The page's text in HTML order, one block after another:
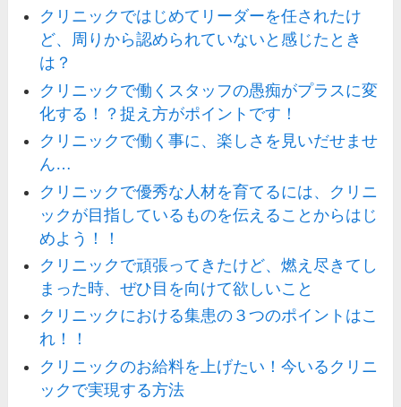
クリニックではじめてリーダーを任されたけ
ど、周りから認められていないと感じたとき
は？
クリニックで働くスタッフの愚痴がプラスに変
化する！？捉え方がポイントです！
クリニックで働く事に、楽しさを見いだせませ
ん…
クリニックで優秀な人材を育てるには、クリニ
ックが目指しているものを伝えることからはじ
めよう！！
クリニックで頑張ってきたけど、燃え尽きてし
まった時、ぜひ目を向けて欲しいこと
クリニックにおける集患の３つのポイントはこ
れ！！
クリニックのお給料を上げたい！今いるクリニ
ックで実現する方法